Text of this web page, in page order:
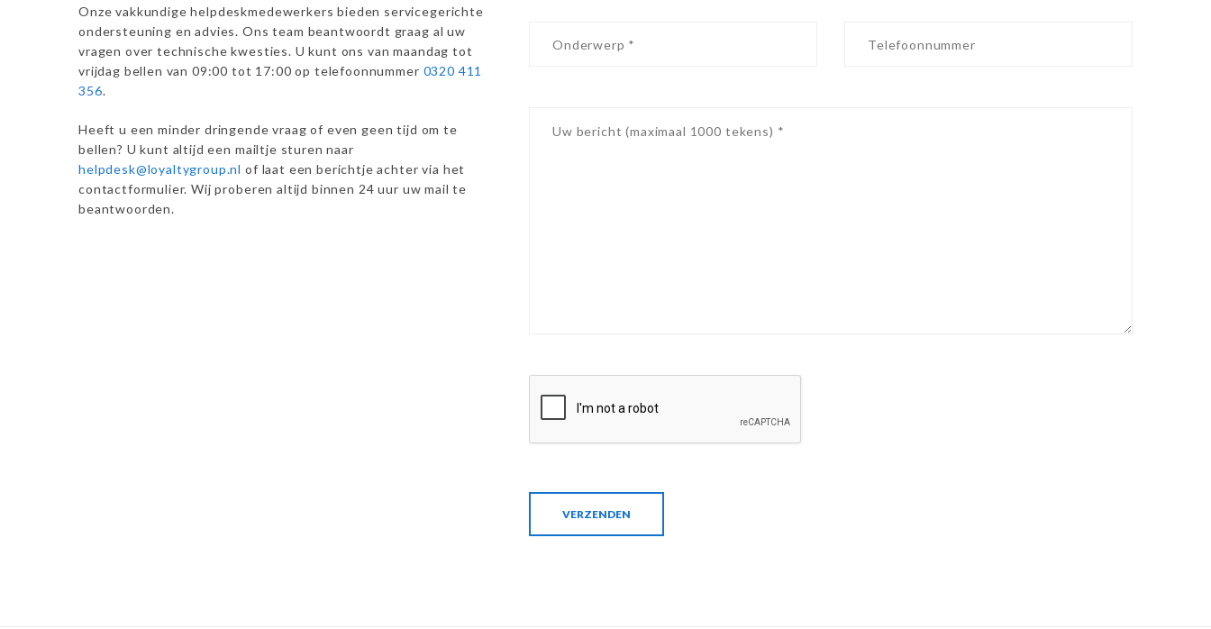
Onze vakkundige helpdeskmedewerkers bieden servicegerichte
ondersteuning en advies. Ons team beantwoordt graag al uw
vragen over technische kwesties. U kunt ons van maandag tot
vrijdag bellen van 09:00 tot 17:00 op telefoonnummer 0320 411
356.
Heeft u een minder dringende vraag of even geen tijd om te
bellen? U kunt altijd een mailtje sturen naar
helpdesk@loyaltygroup.nl of laat een berichtje achter via het
contactformulier. Wij proberen altijd binnen 24 uur uw mail te
beantwoorden.
VERZENDEN